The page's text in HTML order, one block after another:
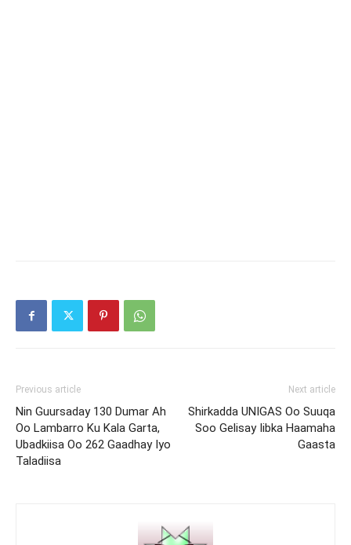
Previous article
Nin Guursaday 130 Dumar Ah
Oo Lambarro Ku Kala Garta,
Ubadkiisa Oo 262 Gaadhay Iyo
Taladiisa
Next article
Shirkadda UNIGAS Oo Suuqa
Soo Gelisay Iibka Haamaha
Gaasta